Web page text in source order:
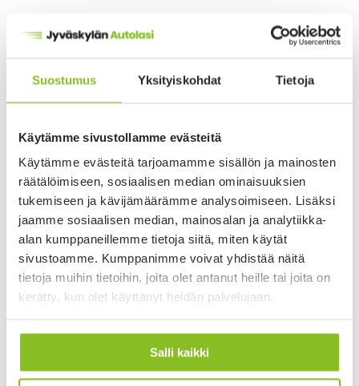
Suostumus Yksityiskohdat Tietoja
Käytämme sivustollamme evästeitä
Käytämme evästeitä tarjoamamme sisällön ja mainosten
räätälöimiseen, sosiaalisen median ominaisuuksien
tukemiseen ja kävijämäärämme analysoimiseen. Lisäksi
jaamme sosiaalisen median, mainosalan ja analytiikka-
alan kumppaneillemme tietoja siitä, miten käytät
sivustoamme. Kumppanimme voivat yhdistää näitä
tietoja muihin tietoihin, joita olet antanut heille tai joita on
kerätty, kun olet käyttänyt heidän palvelujaan.
Salli kaikki
10 months ago
Sovittu aikataulu piti ja työ valmistui
Vahvistettu asiakas
Page
2
25
2 / 25